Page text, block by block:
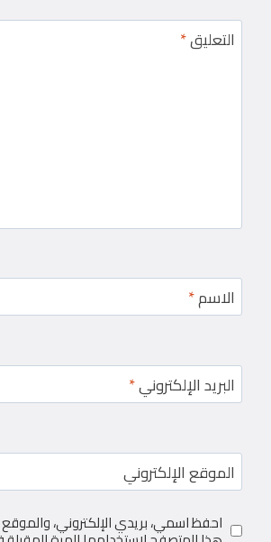
التعليق*
الاسم*
البريد الإلكتروني*
الموقع الإلكتروني
احفظ اسمي، بريدي الإلكتروني،